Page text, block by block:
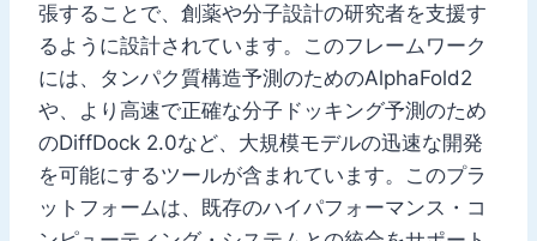
張することで、創薬や分子設計の研究者を支援す
るように設計されています。このフレームワーク
には、タンパク質構造予測のためのAlphaFold2
や、より高速で正確な分子ドッキング予測のため
のDiffDock 2.0など、大規模モデルの迅速な開発
を可能にするツールが含まれています。このプラ
ットフォームは、既存のハイパフォーマンス・コ